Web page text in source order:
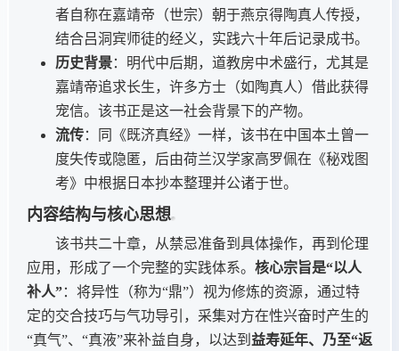
者自称在嘉靖帝（世宗）朝于燕京得陶真人传授，
结合吕洞宾师徒的经义，实践六十年后记录成书。
历史背景：明代中后期，道教房中术盛行，尤其是
嘉靖帝追求长生，许多方士（如陶真人）借此获得
宠信。该书正是这一社会背景下的产物。
流传：同《既济真经》一样，该书在中国本土曾一
度失传或隐匿，后由荷兰汉学家高罗佩在《秘戏图
考》中根据日本抄本整理并公诸于世。
内容结构与核心思想
该书共二十章，从禁忌准备到具体操作，再到伦理
应用，形成了一个完整的实践体系。 核心宗旨是“以人
补人”：将异性（称为“鼎”）视为修炼的资源，通过特
定的交合技巧与气功导引，采集对方在性兴奋时产生的
“真气”、“真液”来补益自身，以达到 益寿延年、乃至“返